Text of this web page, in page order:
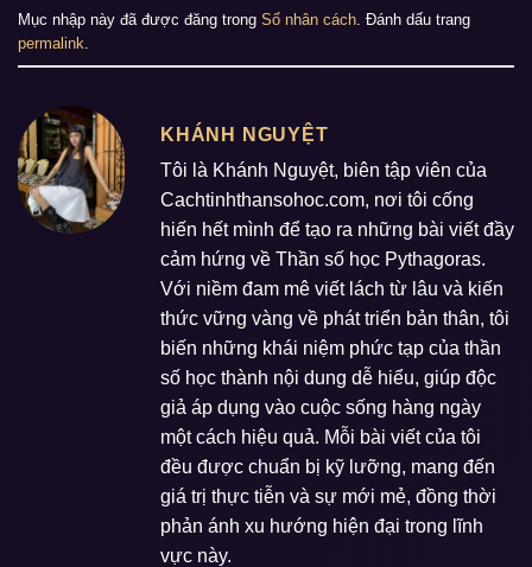
Mục nhập này đã được đăng trong Số nhân cách . Đánh dấu trang
permalink
KHÁNH NGUYỆT
Tôi là Khánh Nguyệt, biên tập viên của
Cachtinhthansohoc.com, nơi tôi cống
hiến hết mình để tạo ra những bài viết đầy
cảm hứng về Thần số học Pythagoras.
Với niềm đam mê viết lách từ lâu và kiến
thức vững vàng về phát triển bản thân, tôi
biến những khái niệm phức tạp của thần
số học thành nội dung dễ hiểu, giúp độc
giả áp dụng vào cuộc sống hàng ngày
một cách hiệu quả. Mỗi bài viết của tôi
đều được chuẩn bị kỹ lưỡng, mang đến
giá trị thực tiễn và sự mới mẻ, đồng thời
phản ánh xu hướng hiện đại trong lĩnh
vực này.